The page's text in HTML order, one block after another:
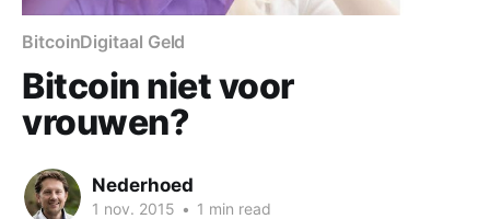
BitcoinDigitaal Geld
Bitcoin niet voor
vrouwen?
Nederhoed
1 nov. 2015 • 1 min read